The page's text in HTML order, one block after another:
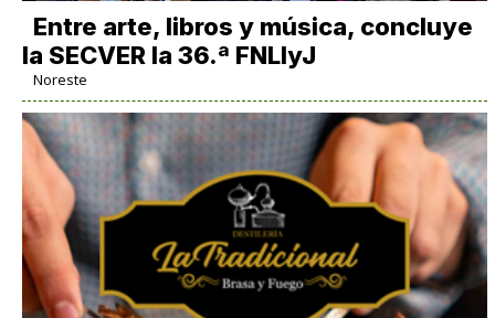
Entre arte, libros y música, concluye
la SECVER la 36.ª FNLIyJ
Noreste